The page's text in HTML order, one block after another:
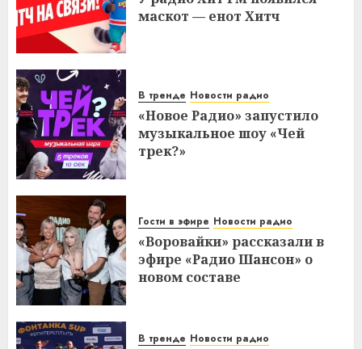
маскот — енот Хитч
В тренде Новости радио
«Новое Радио» запустило
музыкальное шоу «Чей
трек?»
Гости в эфире Новости радио
«Воровайки» рассказали в
эфире «Радио Шансон» о
новом составе
В тренде Новости радио